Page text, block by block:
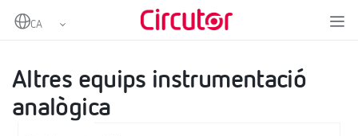
Home Mesurament i control
Instrumentació analògica
Altres equips instrumentació
analògica